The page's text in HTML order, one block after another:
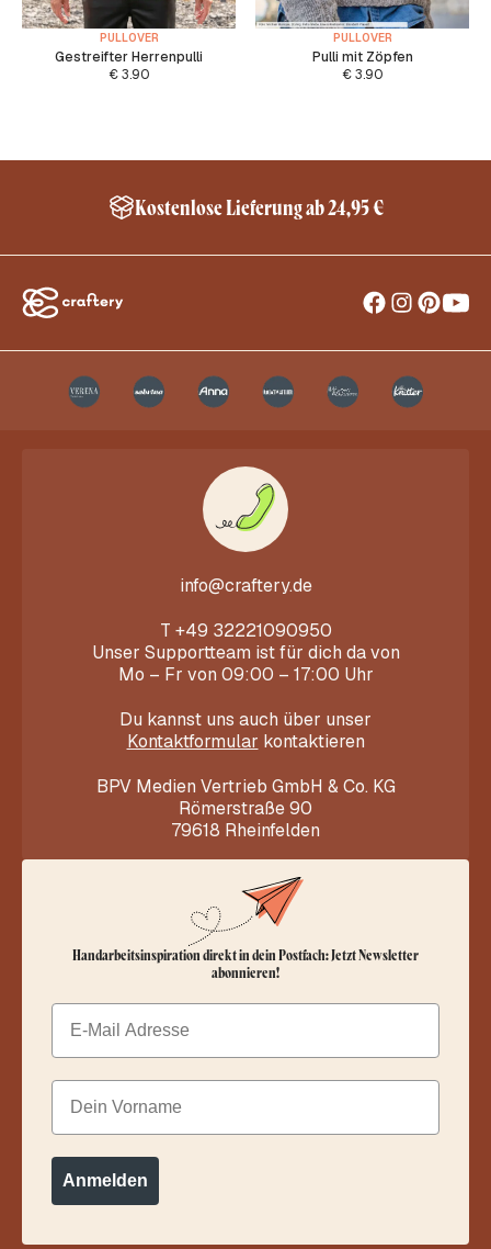
PULLOVER
Gestreifter Herrenpulli
€3.90
PULLOVER
Pulli mit Zöpfen
€3.90
Kostenlose Lieferung ab 24,95 €
info@craftery.de
T +49 32221090950
Unser Supportteam ist für dich da von
Mo – Fr von 09:00 – 17:00 Uhr
Du kannst uns auch über unser
Kontaktformular kontaktieren
BPV Medien Vertrieb GmbH & Co. KG
Römerstraße 90
79618 Rheinfelden
Handarbeitsinspiration direkt in dein Postfach: Jetzt Newsletter
abonnieren!
Email
Dein Vorname
Anmelden